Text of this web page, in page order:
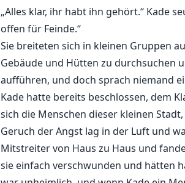
„Alles klar, ihr habt ihn gehört.“ Kade
offen für Feinde.“
Sie breiteten sich in kleinen Gruppen
Gebäude und Hütten zu durchsuchen
aufführen, und doch sprach niemand
Kade hatte bereits beschlossen, dem
sich die Menschen dieser kleinen
Geruch der Angst lag in der Luft und
Mitstreiter von Haus zu Haus und
sie einfach verschwunden und hätten